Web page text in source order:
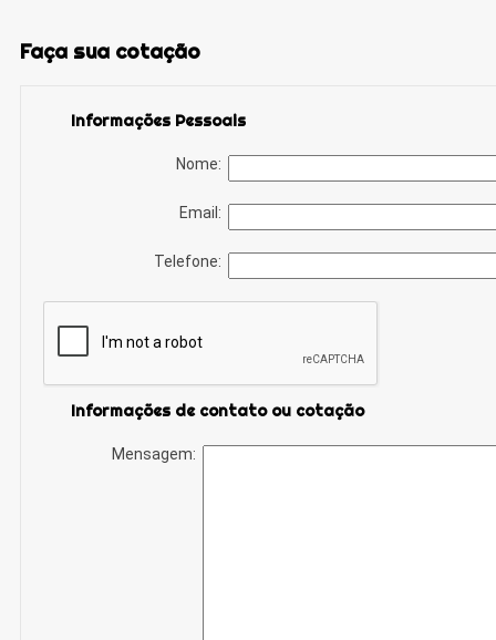
Faça sua cotação
Informações Pessoais
Nome:
Email:
Telefone:
Informações de contato ou cotação
Mensagem: